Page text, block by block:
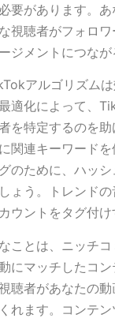
要があります。
視聴者がフォロ
ジメントにつなが
アルゴリズム
適化によって、
を特定するのを助
関連キーワード
のために、ハッ
ょう。トレンド
ウントをタグ付け
ことは、ニッチコ
にマッチしたコ
聴者があなたの
れます。コンテ